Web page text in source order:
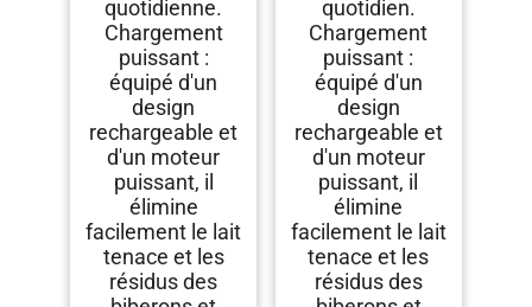
quotidienne.
Chargement
puissant :
équipé d'un
design
rechargeable et
d'un moteur
puissant, il
élimine
facilement le lait
tenace et les
résidus des
quotidien.
Chargement
puissant :
équipé d'un
design
rechargeable et
d'un moteur
puissant, il
élimine
facilement le lait
tenace et les
résidus des